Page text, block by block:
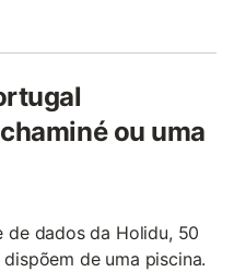
ou uma
de dados da Holidu, 50
de uma piscina.